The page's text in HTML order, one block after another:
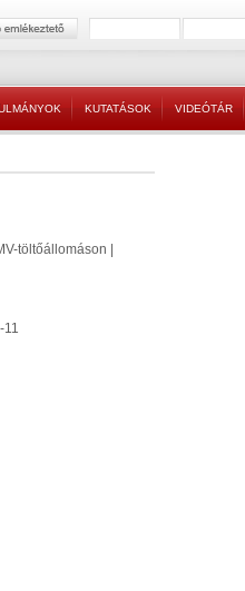
KUTATÁSOK VIDEÓTÁR
töltőállomáson |
11